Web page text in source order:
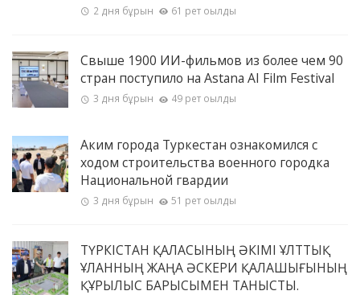
2 дня бұрын 61 рет оқылды
Свыше 1900 ИИ-фильмов из более чем 90
стран поступило на Astana AI Film Festival
3 дня бұрын 49 рет оқылды
Аким города Туркестан ознакомился с
ходом строительства военного городка
Национальной гвардии
3 дня бұрын 51 рет оқылды
ТҮРКІСТАН ҚАЛАСЫНЫҢ ӘКІМІ ҰЛТТЫҚ
ҰЛАННЫҢ ЖАҢА ӘСКЕРИ ҚАЛАШЫҒЫНЫҢ
ҚҰРЫЛЫС БАРЫСЫМЕН ТАНЫСТЫ.